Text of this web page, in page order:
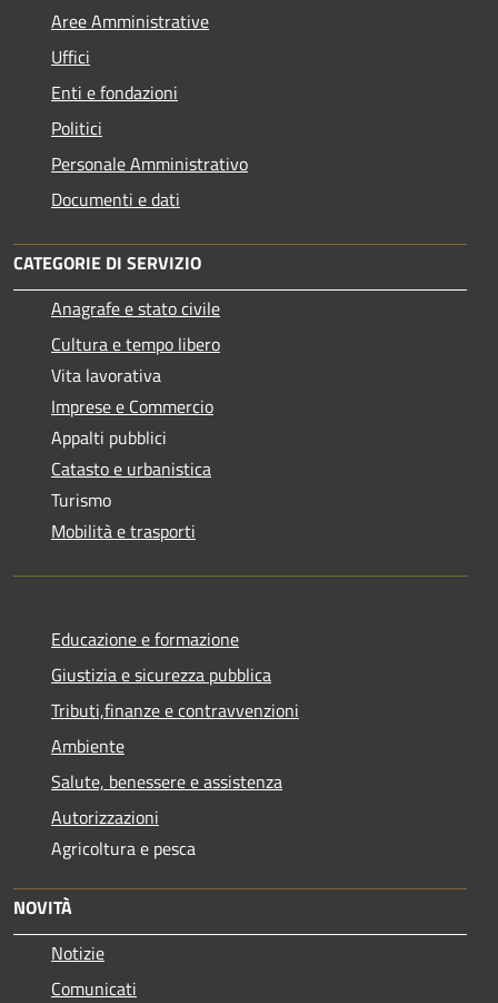
Aree Amministrative
Uffici
Enti e fondazioni
Politici
Personale Amministrativo
Documenti e dati
CATEGORIE DI SERVIZIO
Anagrafe e stato civile
Cultura e tempo libero
Vita lavorativa
Imprese e Commercio
Appalti pubblici
Catasto e urbanistica
Turismo
Mobilità e trasporti
Educazione e formazione
Giustizia e sicurezza pubblica
Tributi,finanze e contravvenzioni
Ambiente
Salute, benessere e assistenza
Autorizzazioni
Agricoltura e pesca
NOVITÀ
Notizie
Comunicati